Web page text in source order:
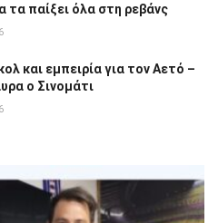
τα παίξει όλα στη ρεβάνς
και εμπειρία για τον Αετό –
ο Σινομάτι